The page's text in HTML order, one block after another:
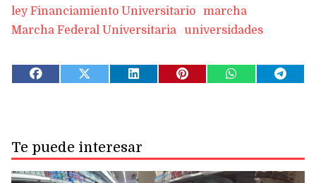
ley Financiamiento Universitario
marcha
Marcha Federal Universitaria
universidades
Te puede interesar